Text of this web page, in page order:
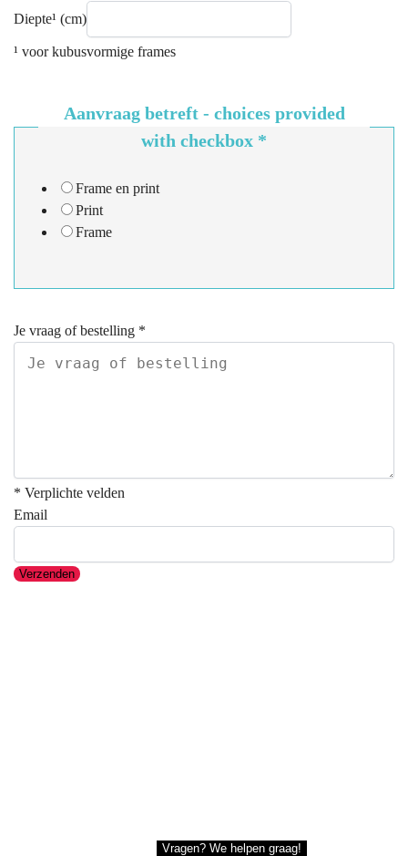
Vragen? We helpen graag!
Diepte¹ (cm)
¹ voor kubusvormige frames
Aanvraag betreft - choices provided
with checkbox *
Frame en print
Print
Frame
Je vraag of bestelling *
* Verplichte velden
Email
Verzenden